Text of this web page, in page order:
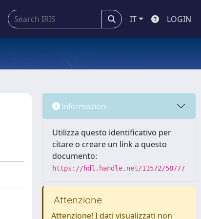
IT LOGIN
Informazioni
Utilizza questo identificativo per
citare o creare un link a questo
documento:
https://hdl.handle.net/11572/58777
Attenzione
Attenzione! I dati visualizzati non